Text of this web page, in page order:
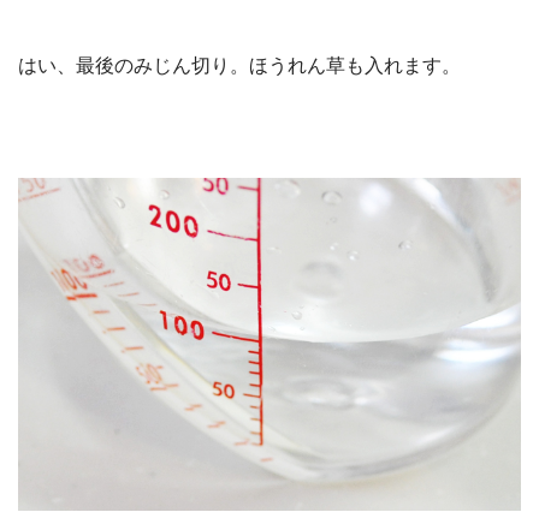
はい、最後のみじん切り。ほうれん草も入れます。